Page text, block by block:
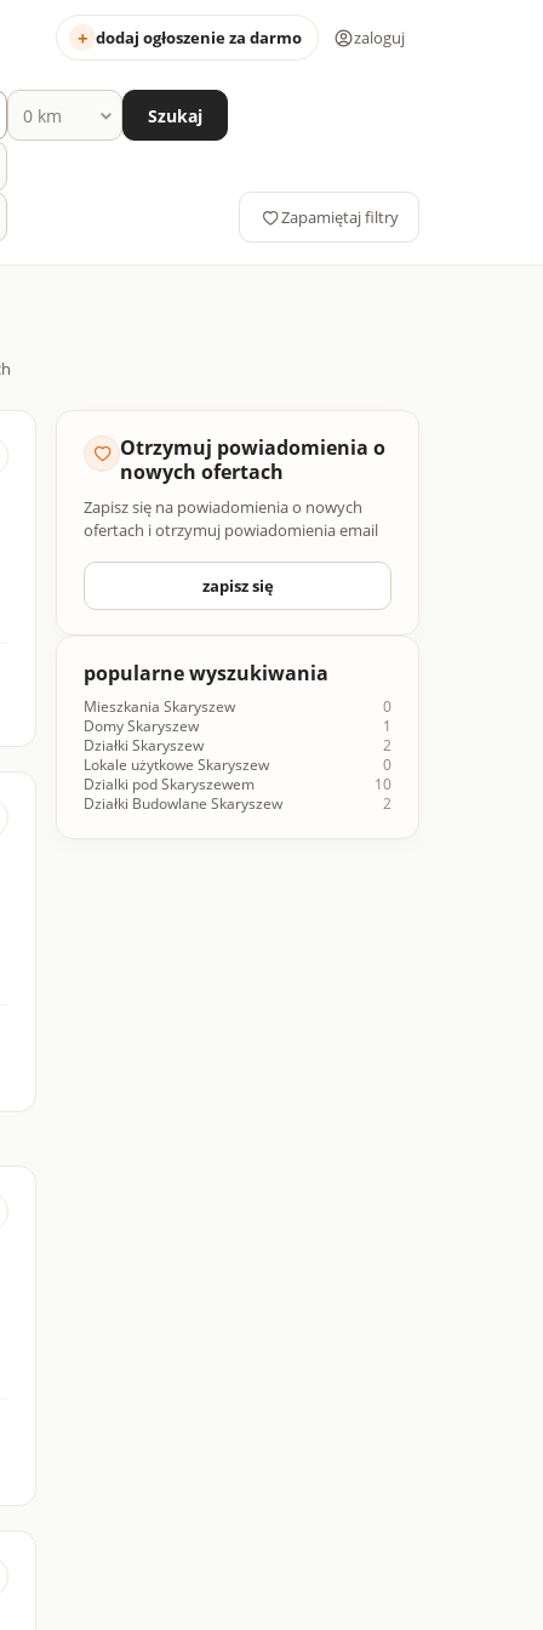
dodaj ogłoszenie za darmo zaloguj
Szukaj
Zapamiętaj filtry
Otrzymuj powiadomienia o
nowych ofertach
Zapisz się na powiadomienia o nowych
ofertach i otrzymuj powiadomienia email
zapisz się
popularne wyszukiwania
Mieszkania Skaryszew
0
Domy Skaryszew
1
Działki Skaryszew
2
Lokale użytkowe Skaryszew
0
Dzialki pod Skaryszewem
10
Działki Budowlane Skaryszew
2